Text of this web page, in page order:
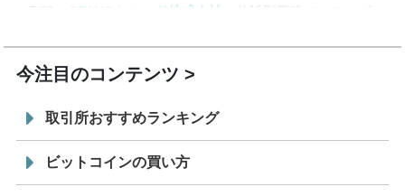
7/29
SBI VCトレード株式会社
信託型円建てステーブル
今注目のコンテンツ
取引所おすすめランキング
ビットコインの買い方